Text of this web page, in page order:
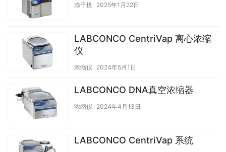
冻干机 2025年1月22日
LABCONCO CentriVap 离心浓缩
仪
浓缩仪 2024年5月1日
LABCONCO DNA真空浓缩器
浓缩仪 2024年4月13日
LABCONCO CentriVap 系统